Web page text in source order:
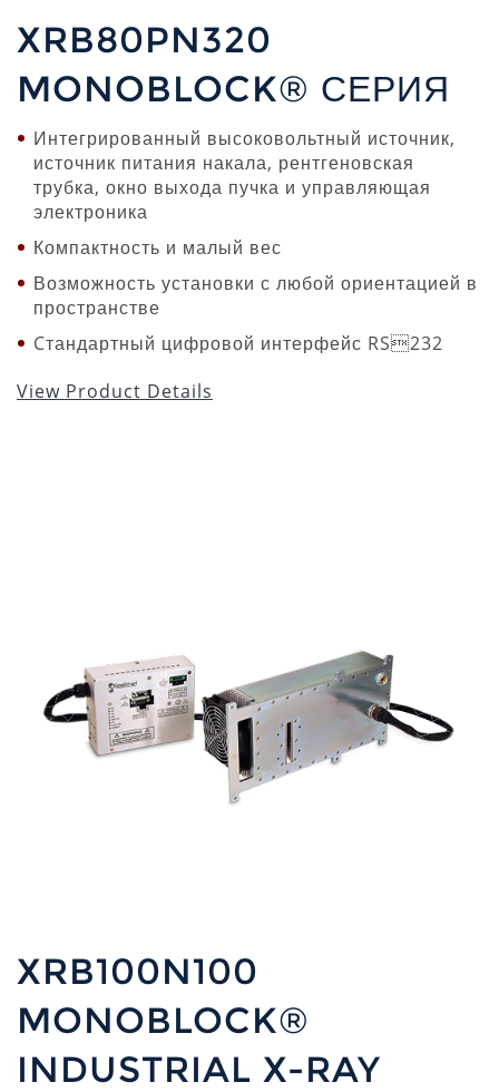
XRB80PN320
MONOBLOCK® СЕРИЯ
Интегрированный высоковольтный источник,
источник питания накала, рентгеновская
трубка, окно выхода пучка и управляющая
электроника
Компактность и малый вес
Возможность установки с любой ориентацией в
пространстве
Cтандартный цифровой интерфейс RS232
View Product Details
XRB100N100
MONOBLOCK®
INDUSTRIAL X-RAY